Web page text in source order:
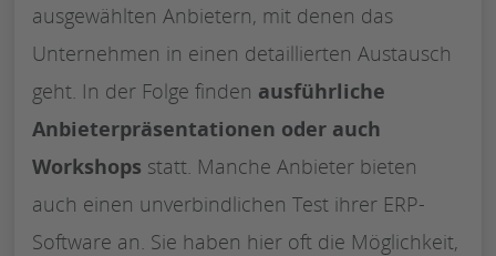
ausgewählten Anbietern, mit denen das
Unternehmen in einen detaillierten Austausch
geht. In der Folge finden ausführliche
Anbieterpräsentationen oder auch
Workshops statt. Manche Anbieter bieten
auch einen unverbindlichen Test ihrer ERP-
Software an. Sie haben hier oft die Möglichkeit,